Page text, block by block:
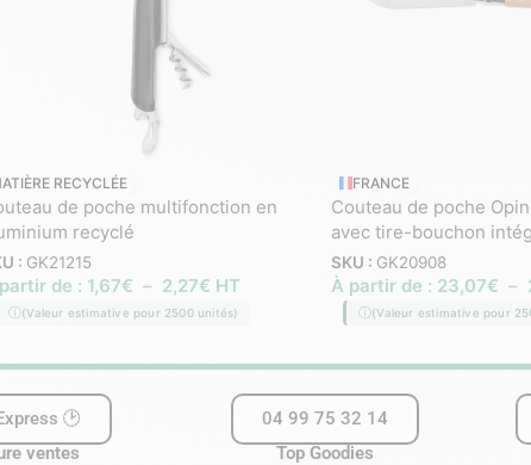
RECYCLÉE
de poche multifonction en
recyclé
: GK21215
de : 1,67€ – 2,27€ HT
(Valeur estimative pour 2500 unités)
FRANCE
Couteau de poche
avec tire-bouchon
SKU : GK20908
À partir de : 23,07€ –
(Valeur estimative pour
🕑
ventes
04 99 75 32 14
Top Goodies